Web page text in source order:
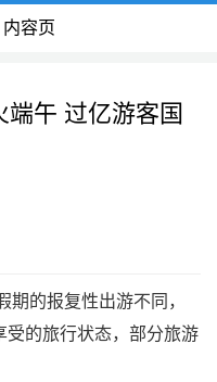
内容页
午 过亿游客国
期的报复性出游不同，
受的旅行状态，部分旅游